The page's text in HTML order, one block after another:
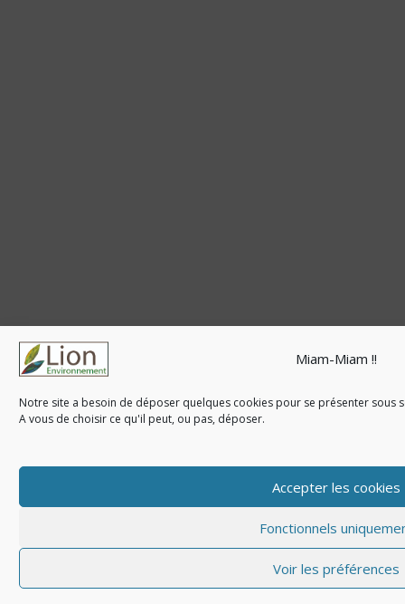
Miam-Miam !!
Notre site a besoin de déposer quelques cookies pour se présenter sous
A vous de choisir ce qu'il peut, ou pas, déposer.
Accepter les cookies
Fonctionnels
Voir les préférences